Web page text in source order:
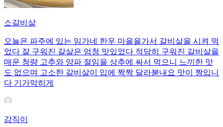
소갈비살
오늘은 파주에 있는 임가네 한우 마을을가서 갈비살을 시켜 먹
었다 잘 구워진 갈살은 엄청 맛있었다 적당히 구워진 갈비살을
매운 청량 고추와 양파 절임을 상추에 싸서 먹으니 느끼한 맛
도 없으며 고소한 갈비살이 입에 짝짝 달라붇내요 맛이 짱입니
다 기가막히게
감직이